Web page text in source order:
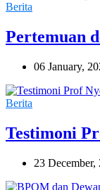
Berita
Pertemuan
06 January,
Berita
Testimoni
23 December,